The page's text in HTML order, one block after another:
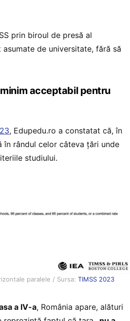
prin biroul de presă al
de universitate, fără să
acceptabil pentru
, Edupedu.ro a constatat că, în
în rândul celor câteva țări unde
studiului.
paralele / Sursa: TIMSS 2023
a IV-a, România apare, alături